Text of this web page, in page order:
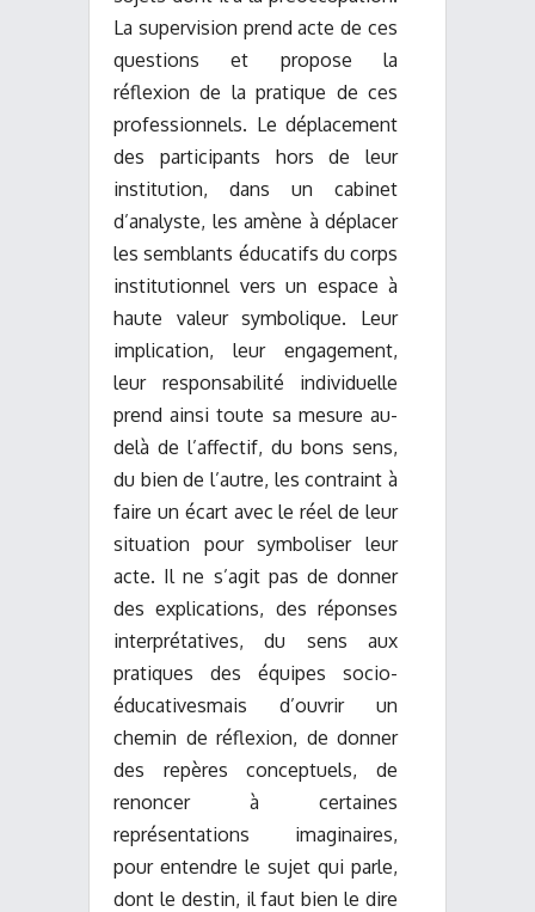
La supervision prend acte de ces
questions et propose la
réflexion de la pratique de ces
professionnels. Le déplacement
des participants hors de leur
institution, dans un cabinet
d’analyste, les amène à déplacer
les semblants éducatifs du corps
institutionnel vers un espace à
haute valeur symbolique. Leur
implication, leur engagement,
leur responsabilité individuelle
prend ainsi toute sa mesure au-
delà de l’affectif, du bons sens,
du bien de l’autre, les contraint à
faire un écart avec le réel de leur
situation pour symboliser leur
acte. Il ne s’agit pas de donner
des explications, des réponses
interprétatives, du sens aux
pratiques des équipes socio-
éducativesmais d’ouvrir un
chemin de réflexion, de donner
des repères conceptuels, de
renoncer à certaines
représentations imaginaires,
pour entendre le sujet qui parle,
dont le destin, il faut bien le dire